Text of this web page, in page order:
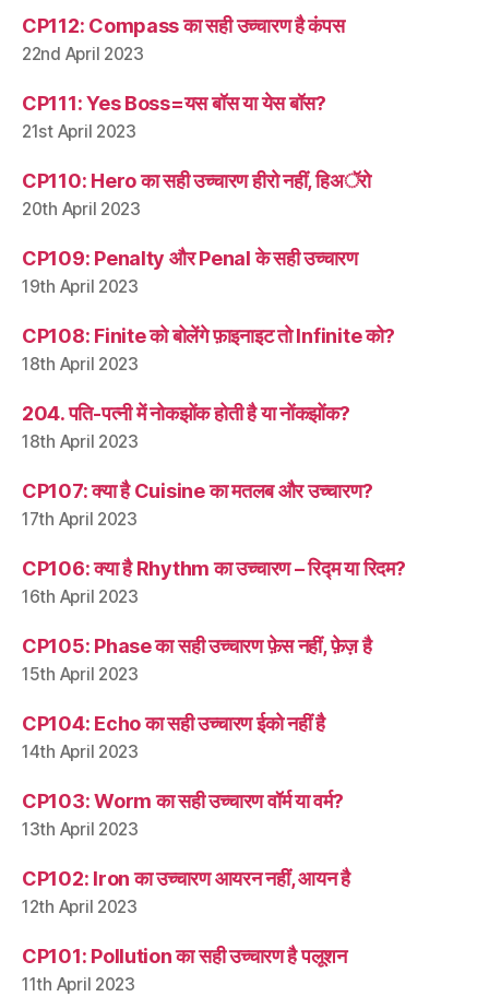
CP112: Compass का सही उच्चारण है कंपस
22nd April 2023
CP111: Yes Boss=यस बॉस या येस बॉस?
21st April 2023
CP110: Hero का सही उच्चारण हीरो नहीं, हिअॅरो
20th April 2023
CP109: Penalty और Penal के सही उच्चारण
19th April 2023
CP108: Finite को बोलेंगे फ़ाइनाइट तो Infinite को?
18th April 2023
204. पति-पत्नी में नोकझोंक होती है या नोंकझोंक?
18th April 2023
CP107: क्या है Cuisine का मतलब और उच्चारण?
17th April 2023
CP106: क्या है Rhythm का उच्चारण – रिद्म या रिदम?
16th April 2023
CP105: Phase का सही उच्चारण फ़ेस नहीं, फ़ेज़ है
15th April 2023
CP104: Echo का सही उच्चारण ईको नहीं है
14th April 2023
CP103: Worm का सही उच्चारण वॉर्म या वर्म?
13th April 2023
CP102: Iron का उच्चारण आयरन नहीं, आयन है
12th April 2023
CP101: Pollution का सही उच्चारण है पलूशन
11th April 2023